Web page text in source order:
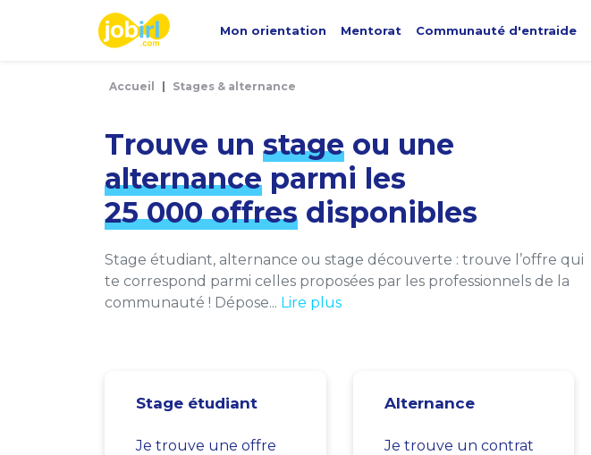
Mon orientation Mentorat Communauté d'entraide
Accueil Stages & alternance
Trouve un stage ou une
alternance parmi les
25 000 offres disponibles
Stage étudiant, alternance ou stage découverte : trouve l’offre qui
te correspond parmi celles proposées par les professionnels de la
communauté ! Dépose... Lire plus
Stage étudiant
Je trouve une offre
Alternance
Je trouve un contrat
Panneau de gestion des cookies